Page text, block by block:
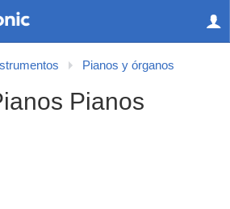
Pianos y órganos
Pianos